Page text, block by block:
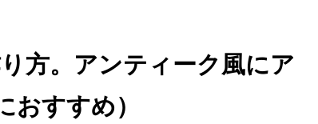
方。アンティーク風にア
すすめ）